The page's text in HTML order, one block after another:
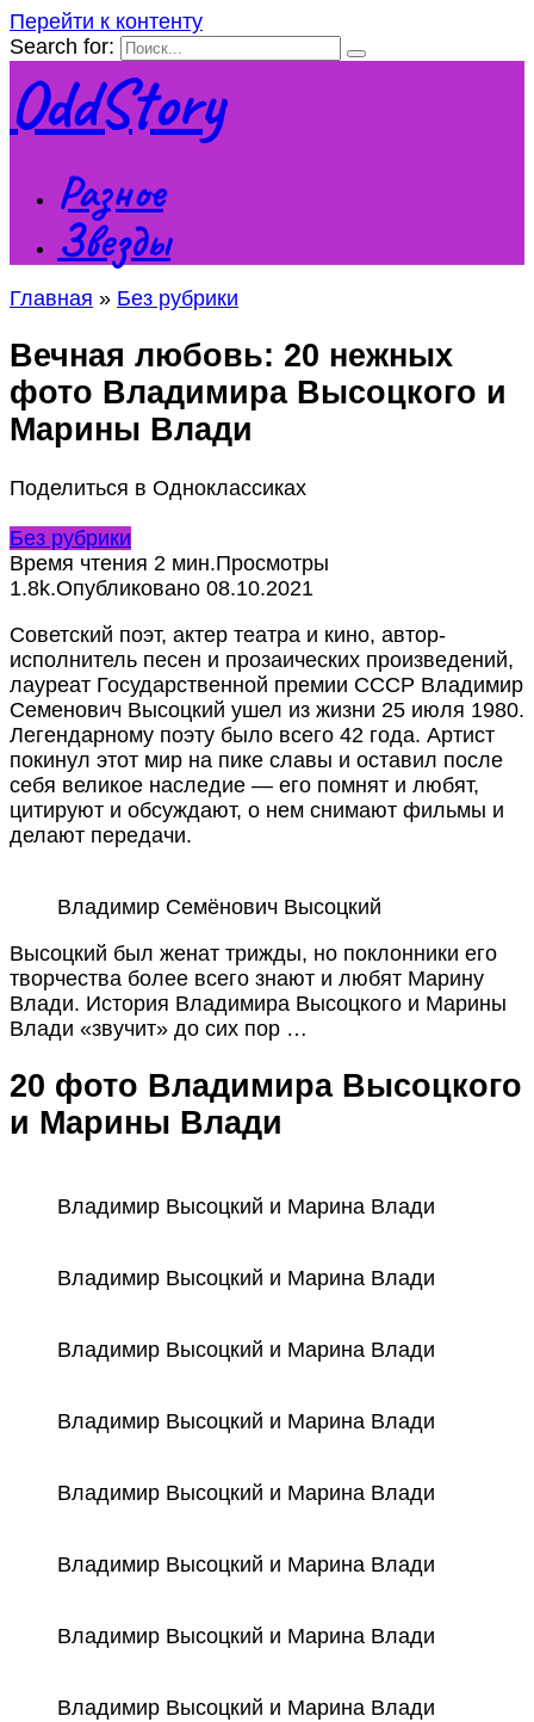
Перейти к контенту
Search for:
OddStory
Разное
Звезды
Главная » Без рубрики
Вечная любовь: 20 нежных
фото Владимира Высоцкого и
Марины Влади
Поделиться в Одноклассиках
Без рубрики
Время чтения 2 мин.Просмотры
1.8k.Опубликовано 08.10.2021
Советский поэт, актер театра и кино, автор-
исполнитель песен и прозаических произведений,
лауреат Государственной премии СССР Владимир
Семенович Высоцкий ушел из жизни 25 июля 1980.
Легендарному поэту было всего 42 года. Артист
покинул этот мир на пике славы и оставил после
себя великое наследие — его помнят и любят,
цитируют и обсуждают, о нем снимают фильмы и
делают передачи.
Владимир Семёнович Высоцкий
Высоцкий был женат трижды, но поклонники его
творчества более всего знают и любят Марину
Влади. История Владимира Высоцкого и Марины
Влади «звучит» до сих пор …
20 фото Владимира Высоцкого
и Марины Влади
Владимир Высоцкий и Марина Влади
Владимир Высоцкий и Марина Влади
Владимир Высоцкий и Марина Влади
Владимир Высоцкий и Марина Влади
Владимир Высоцкий и Марина Влади
Владимир Высоцкий и Марина Влади
Владимир Высоцкий и Марина Влади
Владимир Высоцкий и Марина Влади